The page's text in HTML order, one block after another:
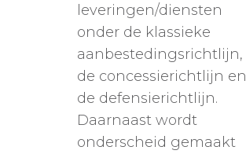
leveringen/diensten
onder de klassieke
aanbestedingsrichtlijn,
de concessierichtlijn en
de defensierichtlijn.
Daarnaast wordt
onderscheid gemaakt